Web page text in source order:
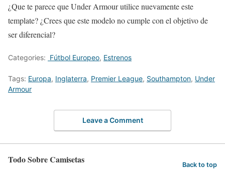
¿Que te parece que Under Armour utilice nuevamente este
template? ¿Crees que este modelo no cumple con el objetivo de
ser diferencial?
Categories: Fútbol Europeo, Estrenos
Tags: Europa, Inglaterra, Premier League, Southampton, Under
Armour
Leave a Comment
Todo Sobre Camisetas Back to top